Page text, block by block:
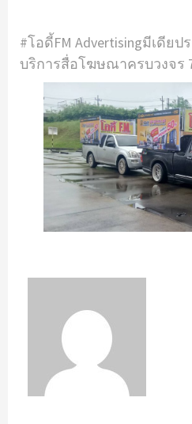
#โอดี้FM Advertisingมีเดียป
บริการสื่อโฆษณาครบวงจร